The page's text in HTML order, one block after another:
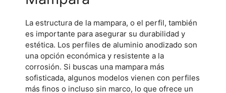
La estructura de la mampara, o el perfil, también
es importante para asegurar su durabilidad y
estética. Los perfiles de aluminio anodizado son
una opción económica y resistente a la
corrosión. Si buscas una mampara más
sofisticada, algunos modelos vienen con perfiles
más finos o incluso sin marco, lo que ofrece un